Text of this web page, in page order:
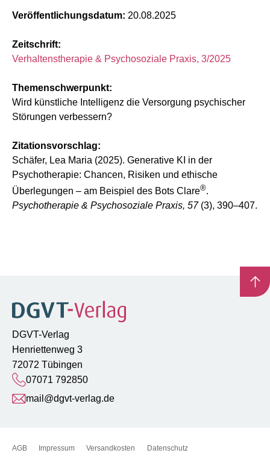
Veröffentlichungsdatum: 20.08.2025
Zeitschrift:
Verhaltenstherapie & Psychosoziale Praxis, 3/2025
Themenschwerpunkt:
Wird künstliche Intelligenz die Versorgung psychischer
Störungen verbessern?
Zitationsvorschlag:
Schäfer, Lea Maria (2025). Generative KI in der
Psychotherapie: Chancen, Risiken und ethische
Überlegungen – am Beispiel des Bots Clare®.
Psychotherapie & Psychosoziale Praxis, 57(3), 390–407.
DGVT-Verlag
Henriettenweg 3
72072 Tübingen
07071 792850
mail@dgvt-verlag.de
AGB Impressum Versandkosten Datenschutz